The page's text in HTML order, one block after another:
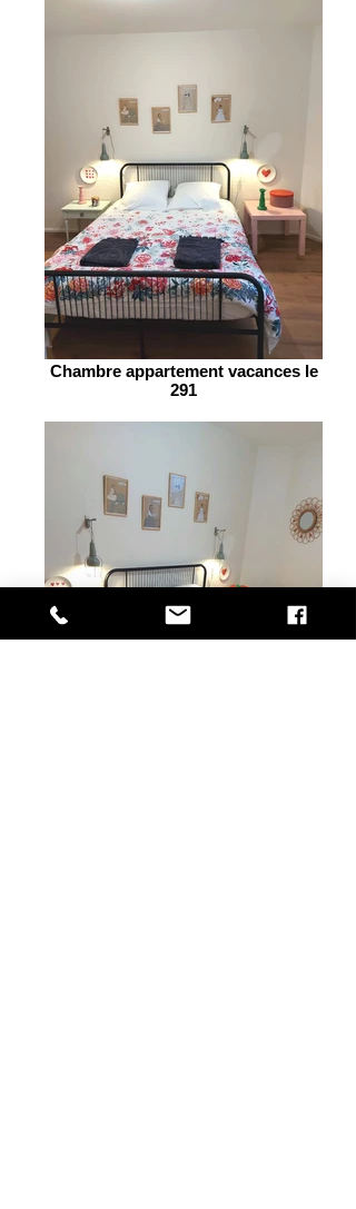
Chambre appartement vacances le
291